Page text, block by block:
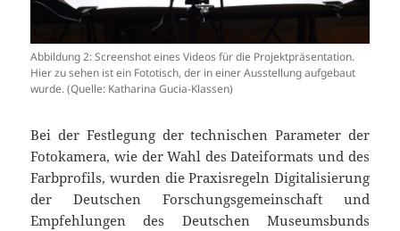
Abbildung 2: Screenshot eines Videos für die Projektpräsentation.
Hier zu sehen ist ein Fototisch, der in einer Ausstellung aufgebaut
wurde. (Quelle: Katharina Gucia-Klassen)
Bei der Festlegung der technischen Parameter der
Fotokamera, wie der Wahl des Dateiformats und des
Farbprofils, wurden die Praxisregeln Digitalisierung
der Deutschen Forschungsgemeinschaft und
Empfehlungen des Deutschen Museumsbunds